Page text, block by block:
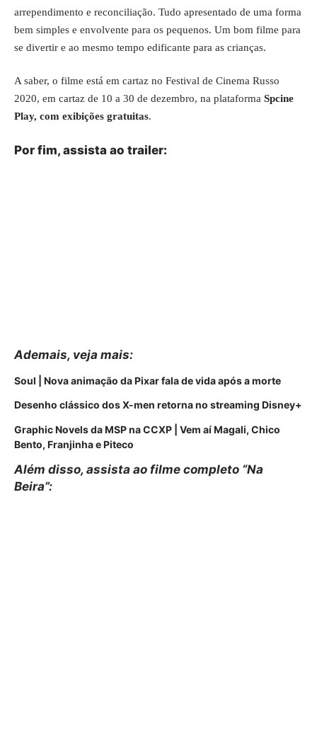
arrependimento e reconciliação. Tudo apresentado de uma forma
bem simples e envolvente para os pequenos. Um bom filme para
se divertir e ao mesmo tempo edificante para as crianças.
A saber, o filme está em cartaz no Festival de Cinema Russo
2020, em cartaz de 10 a 30 de dezembro, na plataforma Spcine
Play, com exibições gratuitas.
Por fim, assista ao trailer:
Ademais, veja mais:
Soul | Nova animação da Pixar fala de vida após a morte
Desenho clássico dos X-men retorna no streaming Disney+
Graphic Novels da MSP na CCXP | Vem aí Magali, Chico
Bento, Franjinha e Piteco
Além disso, assista ao filme completo “Na
Beira”: